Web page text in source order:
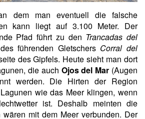
dem man eventuell die falsche
kann liegt auf 3.100 Meter. Der
Pfad führt zu den Trancadas del
führenden Gletschers Corral del
des Gipfels. Heute sieht man dort
die auch Ojos del Mar (Augen
werden. Die Hirten der Region
wie das Meer klingen, wenn
ist. Deshalb meinten die
mit dem Meer verbunden. Der